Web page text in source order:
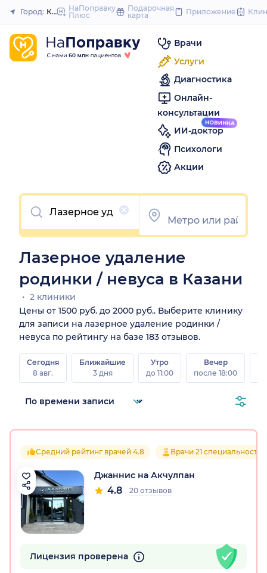
to
Закрыть
Город: КазаньНаПоправку
Плюс
Подарочная
карта
Приложение
Врачи
Услуги
Диагностика
Онлайн-
консультации
ИИ-доктор
Психологи
Акции
Очистить
Лазерное удаление
родинки / невуса в Казани
2 клиники
Цены от 1500 руб. до 2000 руб.. Выберите клинику
для записи на лазерное удаление родинки /
невуса по рейтингу на базе 183 отзывов.
Сегодня
8 авг.
Ближайшие
3 дня
Утро
до 11:00
Вечер
после 18:00
Средний рейтинг врачей 4.8 Врачи 21 специальностей
Джаннис на Акчулпан
4.8 20 отзывов
Лицензия проверена